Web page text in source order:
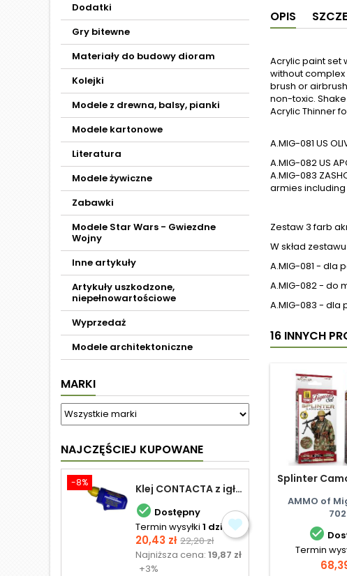
Dodatki
Gry bitewne
Materiały do budowy dioram
Kolejki
Modele z drewna, balsy, pianki
Modele kartonowe
Literatura
Modele żywiczne
Zabawki
Modele Star Wars - Gwiezdne
Wojny
Inne artykuły
Artykuły uszkodzone,
niepełnowartościowe
Wyprzedaż
Modele architektoniczne
MARKI
NAJCZĘŚCIEJ KUPOWANE
-8% Klej CONTACTA z igłą do plastiku 25,0 g
 Dostępny
Termin wysyłki 1 dzień
Cena
20,43 zł Cena
podstawowa
22,20 zł
Najniższa cena:19,87 zł
+3%
OPIS
Acrylic paint set
without
brush or
non-toxic.
Acrylic Thinner
A.MIG-081 US
A.MIG-082 US
A.MIG-083
armies
Zestaw 3 farb
W skład
A.MIG-081 - dla
A.MIG-082 - do
A.MIG-083 - dla
16 INNYCH
Splinter
AMMO of

Termin